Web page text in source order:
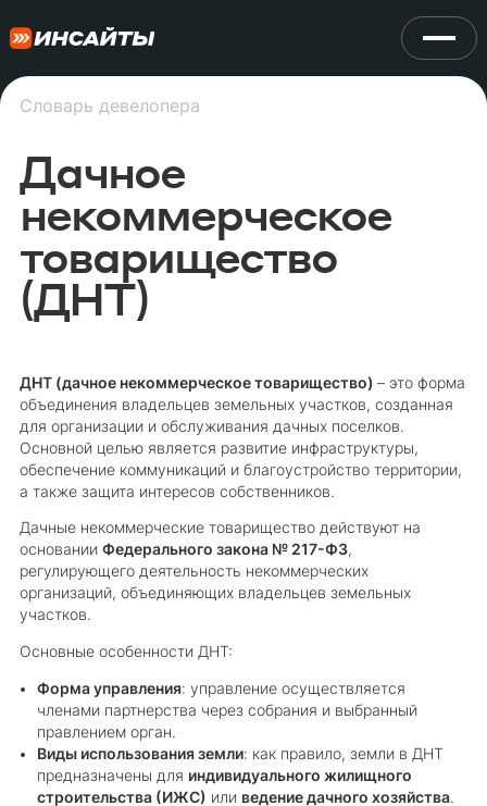
Словарь девелопера
Дачное
некоммерческое
товарищество
(ДНТ)
ДНТ (дачное некоммерческое товарищество) – это форма
объединения владельцев земельных участков, созданная
для организации и обслуживания дачных поселков.
Основной целью является развитие инфраструктуры,
обеспечение коммуникаций и благоустройство территории,
а также защита интересов собственников.
Дачные некоммерческие товарищество действуют на
основании Федерального закона № 217-ФЗ,
регулирующего деятельность некоммерческих
организаций, объединяющих владельцев земельных
участков.
Основные особенности ДНТ:
Форма управления: управление осуществляется
членами партнерства через собрания и выбранный
правлением орган.
Виды использования земли: как правило, земли в ДНТ
предназначены для индивидуального жилищного
строительства (ИЖС) или ведение дачного хозяйства.